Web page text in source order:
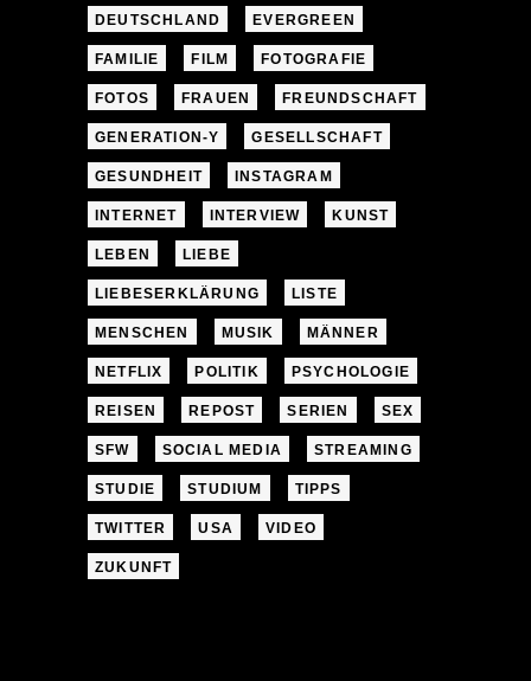
DEUTSCHLAND EVERGREEN
FAMILIE FILM FOTOGRAFIE
FOTOS FRAUEN FREUNDSCHAFT
GENERATION-Y GESELLSCHAFT
GESUNDHEIT INSTAGRAM
INTERNET INTERVIEW KUNST
LEBEN LIEBE
LIEBESERKLÄRUNG LISTE
MENSCHEN MUSIK MÄNNER
NETFLIX POLITIK PSYCHOLOGIE
REISEN REPOST SERIEN SEX
SFW SOCIAL MEDIA STREAMING
STUDIE STUDIUM TIPPS
TWITTER USA VIDEO
ZUKUNFT